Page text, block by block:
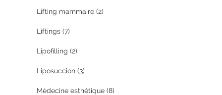
Lifting mammaire (2)
Liftings (7)
Lipofilling (2)
Liposuccion (3)
Médecine esthétique (8)